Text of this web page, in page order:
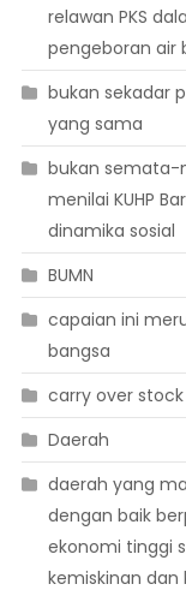
relawan PKS
pengeboran air
bukan sekadar
yang sama
bukan semata-
menilai KUHP
dinamika sosial
BUMN
capaian ini
bangsa
carry over stock
Daerah
daerah yang
dengan baik
ekonomi tinggi
kemiskinan dan